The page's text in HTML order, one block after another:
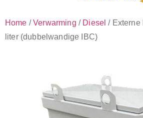
Home /Verwarming / Diesel / Externe
liter (dubbelwandige IBC)